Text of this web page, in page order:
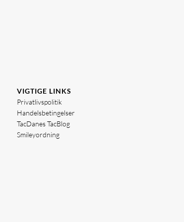
VIGTIGE LINKS
Privatlivspolitik
Handelsbetingelser
TacDanes TacBlog
Smileyordning